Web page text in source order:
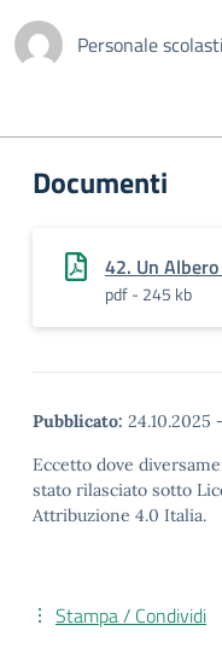
Personale
Documenti
42. Un
pdf - 245 kb
Pubblicato: 24.10.2025 -
Eccetto dove
stato rilasciato sotto
Attribuzione 4.0 Italia.
Stampa / Condividi